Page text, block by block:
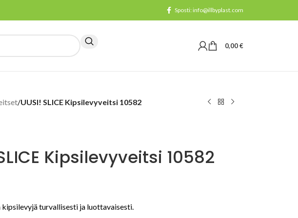
Sposti: info@illbyplast.com
0,00€
/UUSI! SLICE Kipsilevyveitsi 10582
Kipsilevyveitsi 10582
turvallisesti ja luottavaisesti.